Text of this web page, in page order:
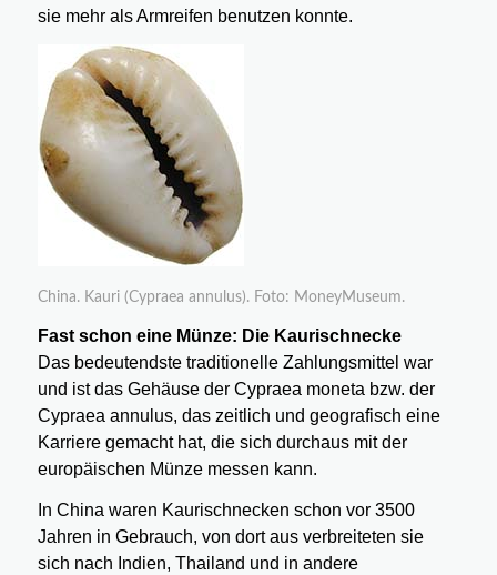
sie mehr als Armreifen benutzen konnte.
China. Kauri (Cypraea annulus). Foto: MoneyMuseum.
Fast schon eine Münze: Die Kaurischnecke
Das bedeutendste traditionelle Zahlungsmittel war
und ist das Gehäuse der Cypraea moneta bzw. der
Cypraea annulus, das zeitlich und geografisch eine
Karriere gemacht hat, die sich durchaus mit der
europäischen Münze messen kann.
In China waren Kaurischnecken schon vor 3500
Jahren in Gebrauch, von dort aus verbreiteten sie
sich nach Indien, Thailand und in andere